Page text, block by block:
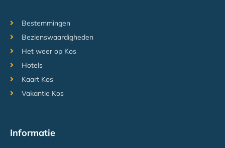
Bestemmingen
Bezienswaardigheden
Het weer op Kos
Hotels
Kaart Kos
Vakantie Kos
Informatie